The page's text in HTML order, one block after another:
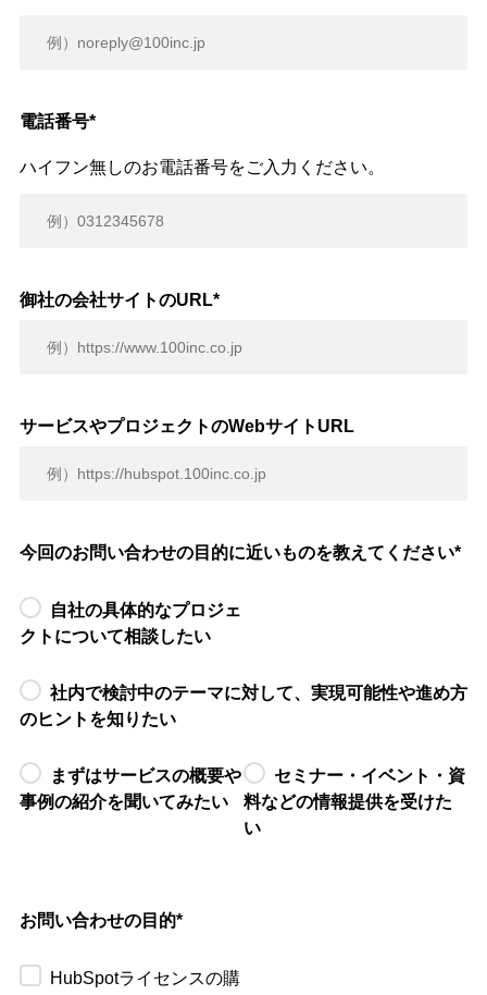
電話番号*
ハイフン無しのお電話番号をご入力ください。
御社の会社サイトのURL*
サービスやプロジェクトのWebサイトURL
今回のお問い合わせの目的に近いものを教えてください*
自社の具体的なプロジェ
クトについて相談したい
社内で検討中のテーマに対して、実現可能性や進め方
のヒントを知りたい
まずはサービスの概要や
事例の紹介を聞いてみたい
セミナー・イベント・資
料などの情報提供を受けた
い
お問い合わせの目的*
HubSpotライセンスの購